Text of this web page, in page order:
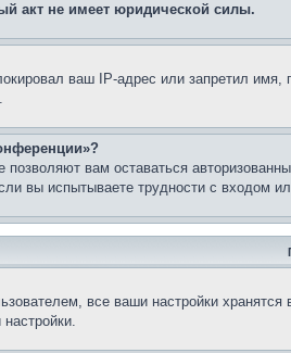
акт не имеет юридической силы.
ваш IP-адрес или запретил
вам оставаться
вы испытываете трудности с входом
все ваши настройки